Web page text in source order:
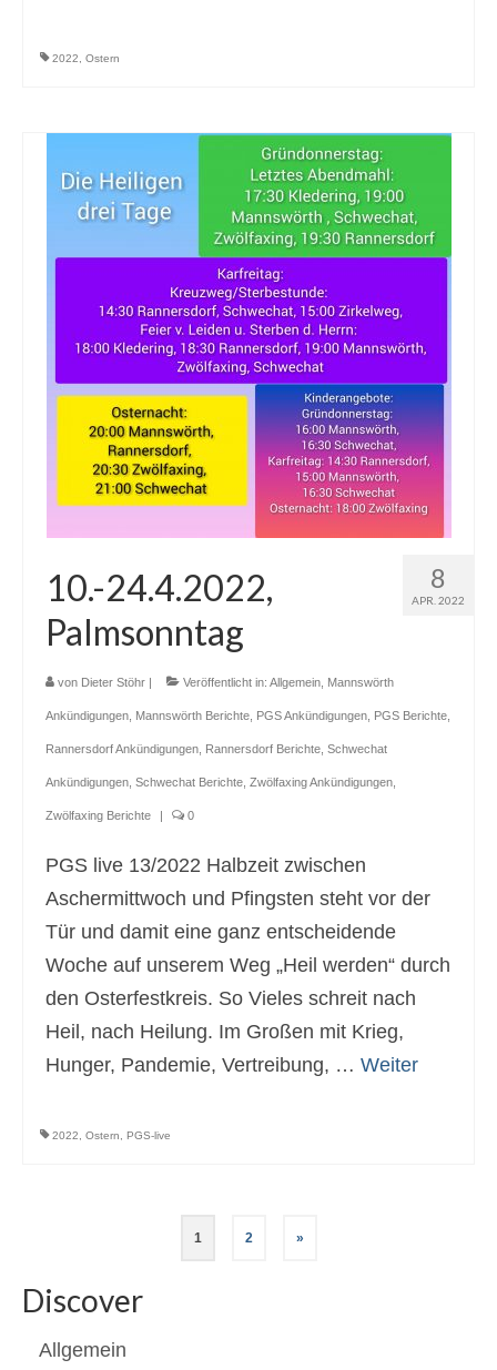
2022 Ostern
8
APR. 2022
10.-24.4.2022,
Palmsonntag
von Dieter Stöhr | Veröffentlicht in: Allgemein Mannswörth
Ankündigungen Mannswörth Berichte PGS Ankündigungen PGS Berichte
Rannersdorf Ankündigungen Rannersdorf Berichte Schwechat
Ankündigungen Schwechat Berichte Zwölfaxing Ankündigungen
Zwölfaxing Berichte | 0
PGS live 13/2022 Halbzeit zwischen
Aschermittwoch und Pfingsten steht vor der
Tür und damit eine ganz entscheidende
Woche auf unserem Weg „Heil werden“ durch
den Osterfestkreis. So Vieles schreit nach
Heil, nach Heilung. Im Großen mit Krieg,
Hunger, Pandemie, Vertreibung, … Weiter
2022 Ostern PGS-live
Seitennummerierung
Beiträge
1 2 »
Discover
Allgemein